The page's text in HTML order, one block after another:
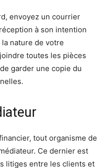
envoyez un courrier
à son intention
nature de votre
toutes les pièces
garder une copie du
tout organisme de
Ce dernier est
litiges entre les clients et